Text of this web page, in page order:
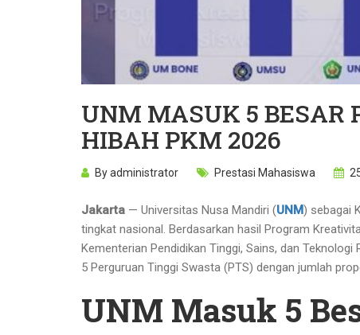
UNM MASUK 5 BESAR
HIBAH PKM 2026
Byadministrator Prestasi Mahasiswa
Jakarta — Universitas Nusa Mandiri (UNM) sebagai
tingkat nasional. Berdasarkan hasil Program
Kementerian Pendidikan Tinggi, Sains, dan
5 Perguruan Tinggi Swasta (PTS) dengan jumlah
UNM Masuk 5